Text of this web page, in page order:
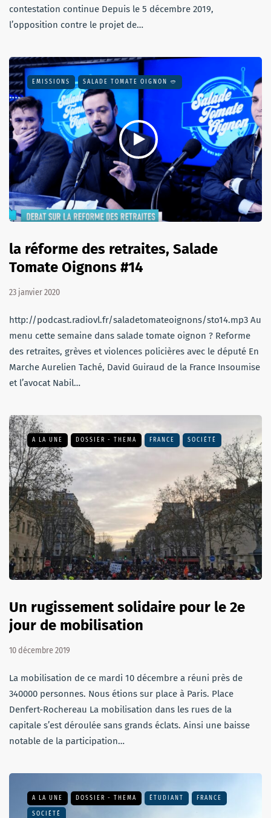
contestation continue Depuis le 5 décembre 2019,
l’opposition contre le projet de…
EMISSIONS SALADE TOMATE OIGNON 🥙
la réforme des retraites, Salade
Tomate Oignons #14
23 janvier 2020
http://podcast.radiovl.fr/saladetomateoignons/sto14.mp3 Au
menu cette semaine dans salade tomate oignon ? Reforme
des retraites, grèves et violences policières avec le député En
Marche Aurelien Taché, David Guiraud de la France Insoumise
et l’avocat Nabil…
A LA UNE DOSSIER - THEMA FRANCE SOCIÉTÉ
Un rugissement solidaire pour le 2e
jour de mobilisation
10 décembre 2019
La mobilisation de ce mardi 10 décembre a réuni près de
340000 personnes. Nous étions sur place à Paris. Place
Denfert-Rochereau La mobilisation dans les rues de la
capitale s’est déroulée sans grands éclats. Ainsi une baisse
notable de la participation…
A LA UNE DOSSIER - THEMA ÉTUDIANT FRANCE
SOCIÉTÉ